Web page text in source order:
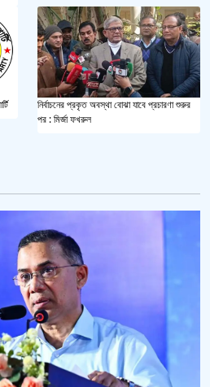
নির্বাচনের প্রকৃত অবস্থা বোঝা যাবে প্রচারণা শুরুর
পর : মির্জা ফখরুল